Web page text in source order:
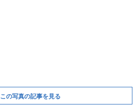
この写真の記事を見る